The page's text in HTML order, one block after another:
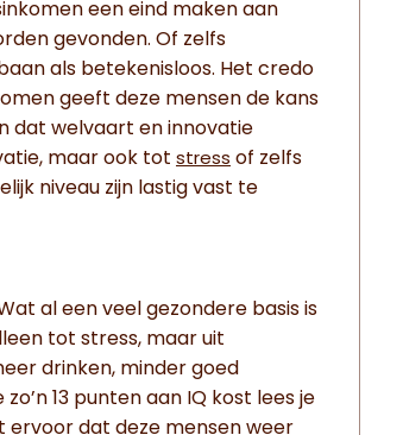
een eind maken aan
gevonden. Of zelfs
als betekenisloos. Het credo
geeft deze mensen de kans
dat welvaart en innovatie
maar ook tot stress of zelfs
niveau zijn lastig vast te
al een veel gezondere basis is
tot stress, maar uit
drinken, minder goed
13 punten aan IQ kost lees je
ervoor dat deze mensen weer